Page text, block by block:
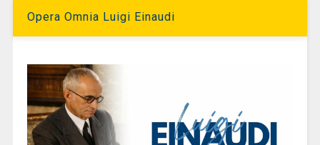
Opera Omnia Luigi Einaudi